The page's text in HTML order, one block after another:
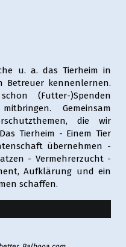
u. a. das Tierheim in
Betreuer kennenlernen.
(Futter-)Spenden
Gemeinsam
die wir
Tierheim - Einem Tier
übernehmen -
- Vermehrerzucht -
Aufklärung und ein
schaffen.